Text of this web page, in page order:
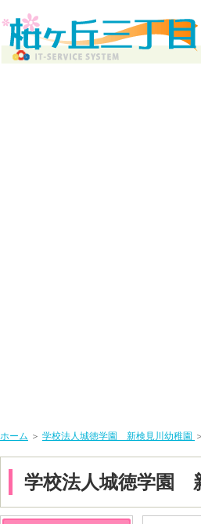
ホーム ＞ 学校法人城徳学園 新検見川幼稚園
学校法人城徳学園